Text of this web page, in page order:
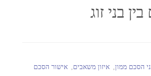
בני זוג
הסכם ממון, איזון משאבים, אישור הסכם